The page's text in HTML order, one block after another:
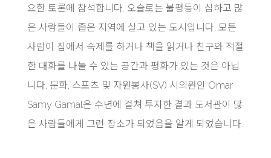
요한 토론에 참석합니다. 오슬로는 불평등이 심하고 많
은 사람들이 좁은 지역에 살고 있는 도시입니다. 모든
사람이 집에서 숙제를 하거나 책을 읽거나 친구와 적절
한 대화를 나눌 수 있는 공간과 평화가 있는 것은 아닙
니다. 문화, 스포츠 및 자원봉사(SV) 시의원인 Omar
Samy Gamal은 수년에 걸쳐 투자한 결과 도서관이 많
은 사람들에게 그런 장소가 되었음을 알게 되었습니다.